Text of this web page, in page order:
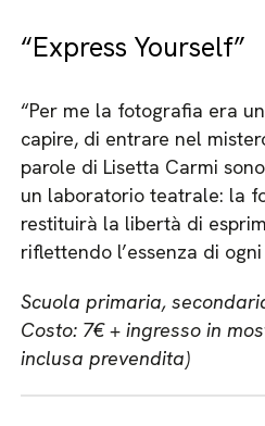
“Express Yourself”
“Per me la fotografia era
capire, di entrare nel
parole di Lisetta Carmi
un laboratorio teatrale: la
restituirà la libertà di
riflettendo l’essenza di
Scuola primaria,
Costo: 7€ + ingresso in
inclusa prevendita)